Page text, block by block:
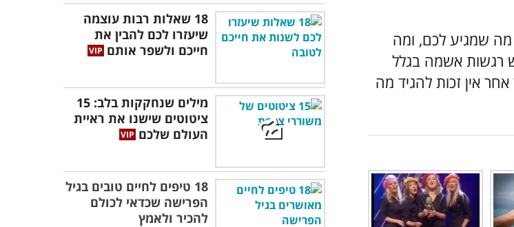
שמגיע לכם, ומה
רגשות אשמה בגלל
אין זכות להגיד מה
18 שאלות רבות עוצמה
שיעזרו לכם להבין את
חייכם ולשפר אותם
מילים שנחקקות בלב: 15
ציטוטים שישנו את ראיית
העולם שלכם
18 טיפים לחיים טובים בגיל
הפרישה שכדאי לכולם
להכיר ולאמץ